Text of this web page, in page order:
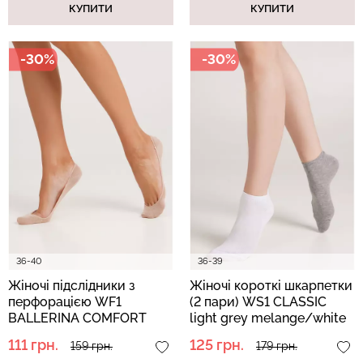
КУПИТИ КУПИТИ
36-40
-30%
Жіночі підслідники з
перфорацією WF1
BALLERINA COMFORT
(бежевий)
111 грн. 159 грн.
36-39
-30%
Жіночі короткі шкарпетки
(2 пари) WS1 CLASSIC
light grey melange/white
125 грн. 179 грн.